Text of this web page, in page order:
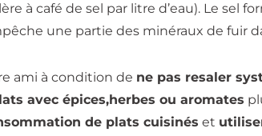
à café de sel par litre d’eau). Le sel
une partie des minéraux de fuir
ami à condition de ne pas resaler
avec épices,herbes ou aromates
de plats cuisinés et